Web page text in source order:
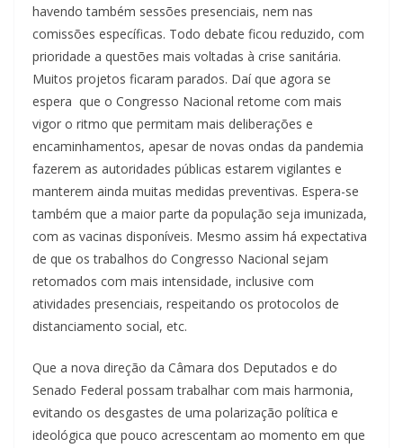
havendo também sessões presenciais, nem nas
comissões específicas. Todo debate ficou reduzido, com
prioridade a questões mais voltadas à crise sanitária.
Muitos projetos ficaram parados. Daí que agora se
espera que o Congresso Nacional retome com mais
vigor o ritmo que permitam mais deliberações e
encaminhamentos, apesar de novas ondas da pandemia
fazerem as autoridades públicas estarem vigilantes e
manterem ainda muitas medidas preventivas. Espera-se
também que a maior parte da população seja imunizada,
com as vacinas disponíveis. Mesmo assim há expectativa
de que os trabalhos do Congresso Nacional sejam
retomados com mais intensidade, inclusive com
atividades presenciais, respeitando os protocolos de
distanciamento social, etc.
Que a nova direção da Câmara dos Deputados e do
Senado Federal possam trabalhar com mais harmonia,
evitando os desgastes de uma polarização política e
ideológica que pouco acrescentam ao momento em que